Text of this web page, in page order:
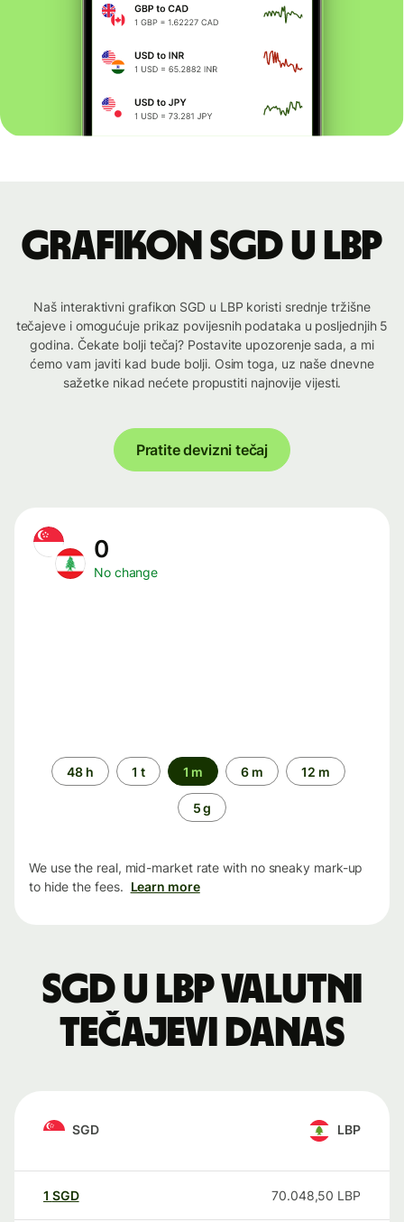
Grafikon SGD u LBP
Naš interaktivni grafikon SGD u LBP koristi srednje tržišne
tečajeve i omogućuje prikaz povijesnih podataka u posljednjih 5
godina. Čekate bolji tečaj? Postavite upozorenje sada, a mi
ćemo vam javiti kad bude bolji. Osim toga, uz naše dnevne
sažetke nikad nećete propustiti najnovije vijesti.
Pratite devizni tečaj
0
No change
Time
period
48 h 1 t 1 m 6 m 12 m
5 g
We use the real, mid-market rate with no sneaky mark-up
to hide the fees. Learn more
SGD u LBP valutni
tečajevi danas
SGD LBP
1 SGD 70.048,50 LBP